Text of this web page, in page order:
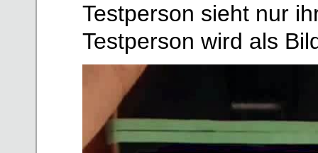
Testperson sieht nur
Testperson wird als